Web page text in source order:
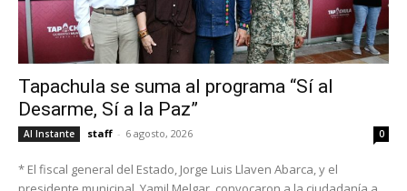
Tapachula se suma al programa “Sí al
Desarme, Sí a la Paz”
Al Instante staff - 6 agosto, 2026 0
* El fiscal general del Estado, Jorge Luis Llaven Abarca, y el